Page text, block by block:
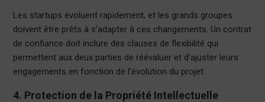
Les startups évoluent rapidement, et les grands groupes
doivent être prêts à s’adapter à ces changements. Un contrat
de confiance doit inclure des clauses de flexibilité qui
permettent aux deux parties de réévaluer et d’ajuster leurs
engagements en fonction de l’évolution du projet.
4. Protection de la Propriété Intellectuelle